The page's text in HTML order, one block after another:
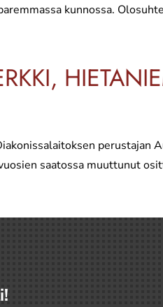
kunnossa.
perustajan
saatossa muuttunut